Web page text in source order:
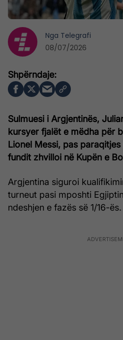
Sulmuesi i Argjentinës,
kursyer fjalët e mëdha për
Lionel Messi, pas
fundit zhvilloi në Kupën e
Argjentina siguroi
turneut pasi mposhti
ndeshjen e fazës së 1/16-ës.
Nga Telegrafi
08/07/2026